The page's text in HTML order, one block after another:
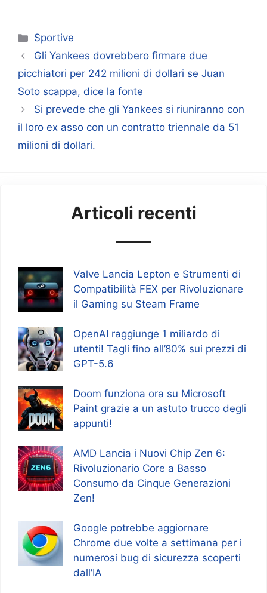
Categorie
Sportive
Gli Yankees dovrebbero firmare due
picchiatori per 242 milioni di dollari se Juan
Soto scappa, dice la fonte
Si prevede che gli Yankees si riuniranno con
il loro ex asso con un contratto triennale da 51
milioni di dollari.
Articoli recenti
Valve Lancia Lepton e Strumenti di
Compatibilità FEX per Rivoluzionare
il Gaming su Steam Frame
OpenAI raggiunge 1 miliardo di
utenti! Tagli fino all’80% sui prezzi di
GPT-5.6
Doom funziona ora su Microsoft
Paint grazie a un astuto trucco degli
appunti!
AMD Lancia i Nuovi Chip Zen 6:
Rivoluzionario Core a Basso
Consumo da Cinque Generazioni
Zen!
Google potrebbe aggiornare
Chrome due volte a settimana per i
numerosi bug di sicurezza scoperti
dall’IA